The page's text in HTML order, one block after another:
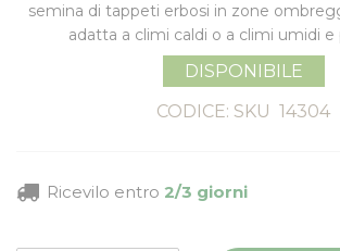
semina di tappeti erbosi in zone
adatta a climi caldi o a climi umidi e
DISPONIBILE
CODICE: SKU 14304
Ricevilo entro 2/3 giorni